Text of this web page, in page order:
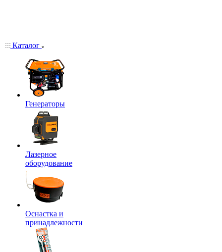
Каталог
Генераторы
Лазерное
оборудование
Оснастка и
принадлежности